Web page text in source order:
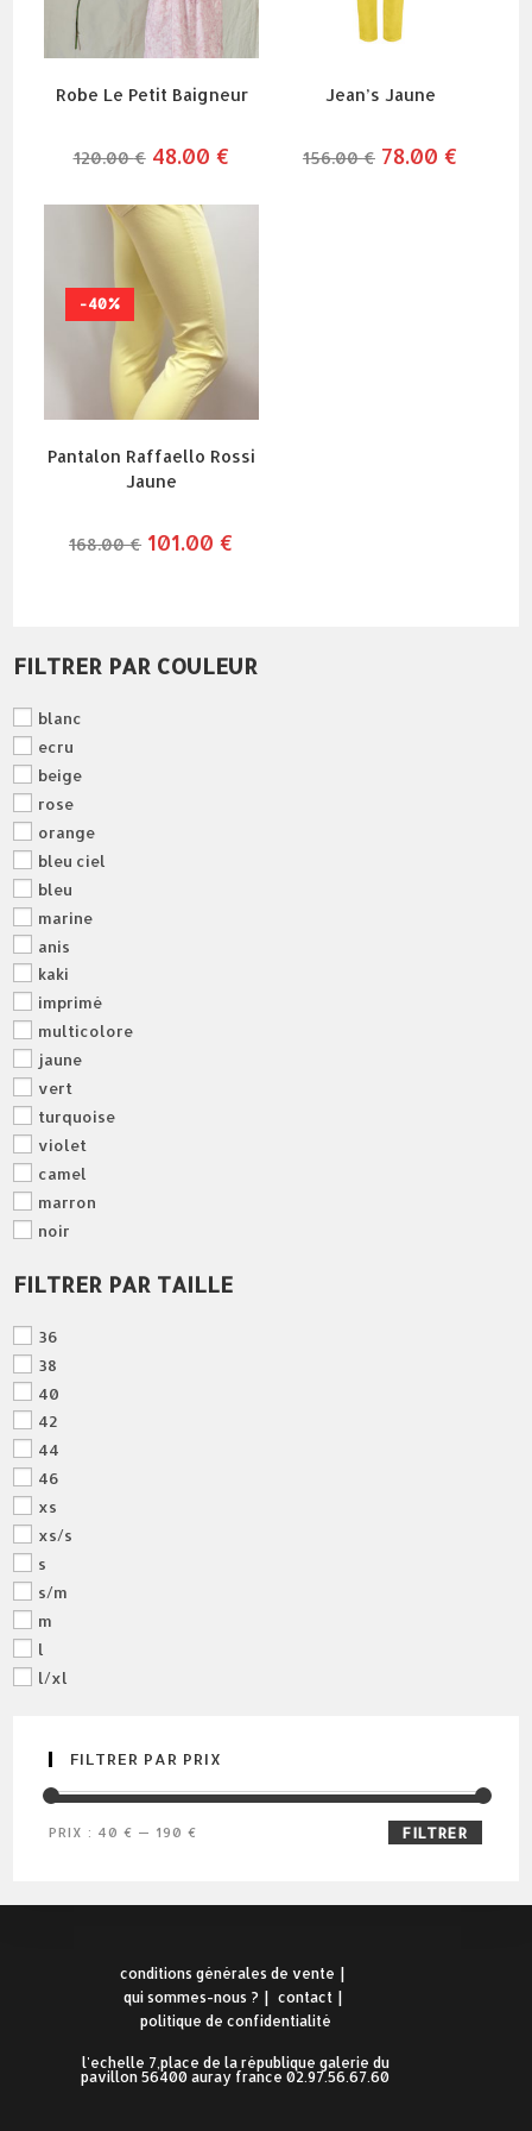
Robe Le Petit Baigneur
120.00€ le
prix
était :
120.00 €.
48.00 €
est :
Jean’s Jaune
156.00€ le
prix
78.00 €
-40%
Pantalon Raffaello Rossi
Jaune
168.00€ le
prix
101.00€
FILTRER PAR COULEUR
blanc
ecru
beige
rose
orange
bleu ciel
bleu
marine
anis
kaki
imprimé
multicolore
jaune
vert
turquoise
violet
camel
marron
noir
FILTRER PAR TAILLE
36
38
40
42
44
46
xs
xs/s
s
s/m
m
l
l/xl
FILTRER PAR PRIX
prix
prix
FILTRER
PRIX : 40 € — 190 €
conditions générales de vente
qui sommes-nous ?
contact
politique de confidentialité
l'echelle 7,place de la république galerie du
pavillon 56400 auray france 02.97.56.67.60